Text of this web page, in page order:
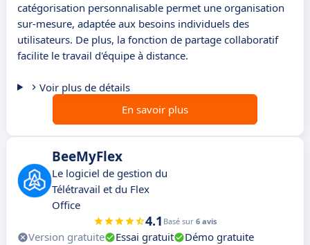
catégorisation personnalisable permet une organisation
sur-mesure, adaptée aux besoins individuels des
utilisateurs. De plus, la fonction de partage collaboratif
facilite le travail d'équipe à distance.
Voir plus de détails
En savoir plus
BeeMyFlex
Le logiciel de gestion du
Télétravail et du Flex
Office
4.1 Basé sur 6 avis
Version gratuite Essai gratuit
Démo gratuite